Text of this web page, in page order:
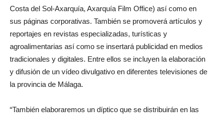
Costa del Sol-Axarquía, Axarquía Film Office) así como en
sus páginas corporativas. También se promoverá artículos y
reportajes en revistas especializadas, turísticas y
agroalimentarias así como se insertará publicidad en medios
tradicionales y digitales. Entre ellos se incluyen la elaboración
y difusión de un vídeo divulgativo en diferentes televisiones de
la provincia de Málaga.
“También elaboraremos un díptico que se distribuirán en las